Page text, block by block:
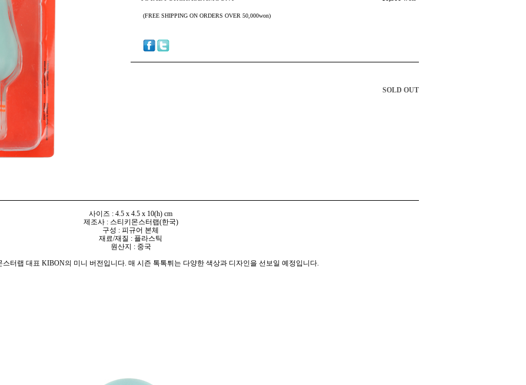
(FREE SHIPPING ON ORDERS OVER 50,000won)
SOLD OUT
사이즈 : 4.5 x 4.5 x 10(h) cm
제조사 : 스티키몬스터랩(한국)
구성 : 피규어 본체
재료/재질 : 플라스틱
원산지 : 중국
스터랩 대표 KIBON의 미니 버전입니다. 매 시즌 톡톡튀는 다양한 색상과 디자인을 선보일 예정입니다.